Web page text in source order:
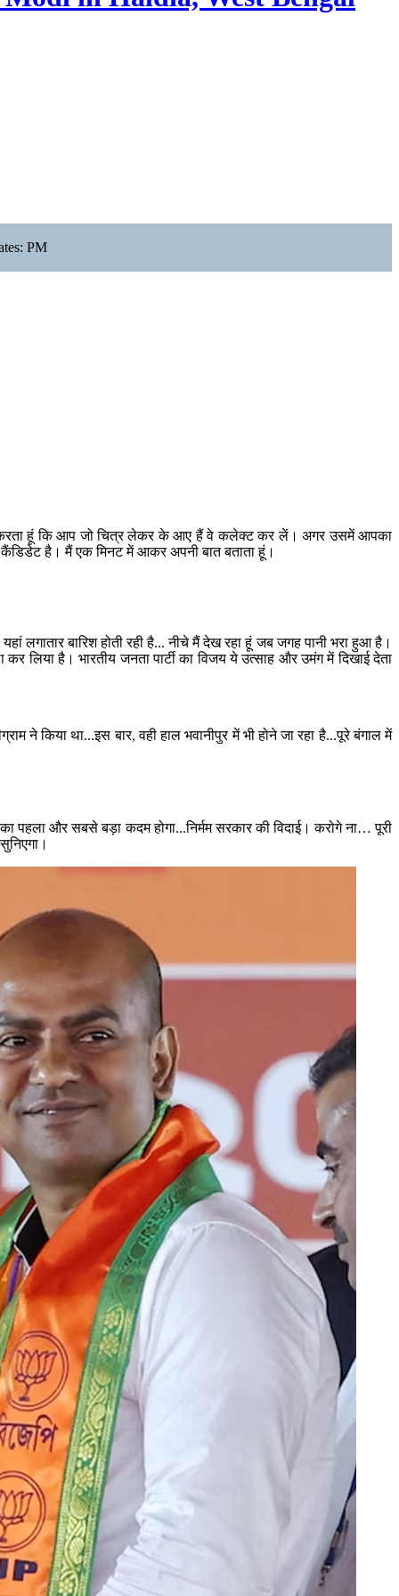
PM
करता हूं कि आप जो चित्र लेकर के आए हैं वे कलेक्ट कर लें। अगर उसमें आपका
है। मैं एक मिनट में आकर अपनी बात बताता हूं।
लगातार बारिश होती रही है... नीचे मैं देख रहा हूं जब जगह पानी भरा हुआ है।
लिया है। भारतीय जनता पार्टी का विजय ये उत्साह और उमंग में दिखाई देता
ने किया था...इस बार, वही हाल भवानीपुर में भी होने जा रहा है...पूरे बंगाल में
और सबसे बड़ा कदम होगा...निर्मम सरकार की विदाई। करोगे ना… पूरी